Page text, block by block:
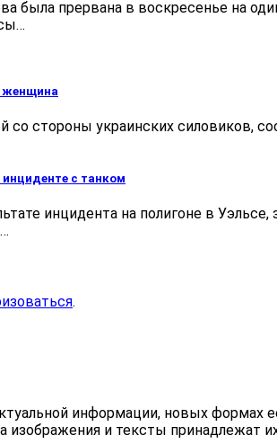
была прервана в воскресенье на
женщина
со стороны украинских силовиков,
инциденте с танком
инцидента на полигоне в
.
информации, новых формах
изображения и тексты принадлежат